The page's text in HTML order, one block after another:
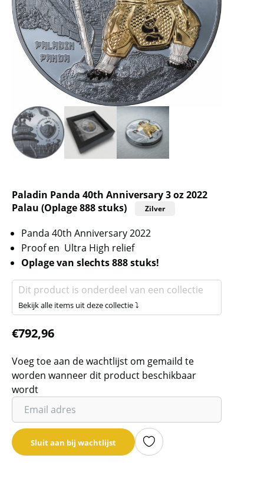
Paladin Panda 40th Anniversary 3 oz 2022
Palau (Oplage 888 stuks)
Zilver
Panda 40th Anniversary 2022
Proof en Ultra High relief
Oplage van slechts 888 stuks!
Dit product is onderdeel van een collectie
Bekijk alle items uit deze collectie ⤵
€792,96
Voeg toe aan de wachtlijst om gemaild te
worden wanneer dit product beschikbaar
wordt
Vul
je
email
adresSluit aan bij wachtlijst